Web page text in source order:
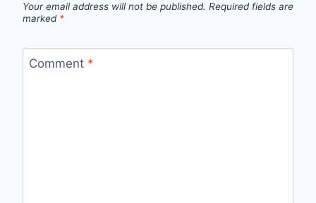
Your email address will not be published. Required fields are
marked *
Comment *